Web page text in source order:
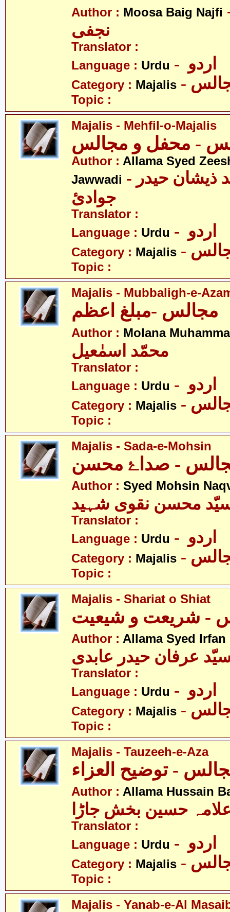
Author : Moosa Baig Najfi
نجفی
Translator :
Language : Urdu
Category : Majalis
Topic :
Majalis - Mehfil-o-Majalis
Author : Allama Syed
Jawwadi - علامہ سیّد ذیشان حیدر
جوادئ
Translator :
Language : Urdu
Category : Majalis
Topic :
Majalis - Mubbaligh-e-
Author : Molana
محمّد اسمٰعیل
Translator :
Language : Urdu
Category : Majalis
Topic :
Majalis - Sada-e-Mohsin
Author : Syed Mohsin
محسن نقوی شہید
Translator :
Language : Urdu
Category : Majalis
Topic :
Majalis - Shariat o Shiat
Author : Allama Syed
عرفان حیدر عابدی
Translator :
Language : Urdu
Category : Majalis
Topic :
Majalis - Tauzeeh-e-Aza
- توضیح العزاء
Author : Allama Hussain
حسین بخش جاڑا
Translator :
Language : Urdu
Category : Majalis
Topic :
Majalis - Yanab-e-Al